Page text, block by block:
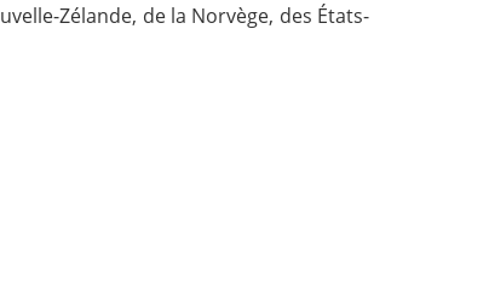
Zélande, de la Norvège, des États-